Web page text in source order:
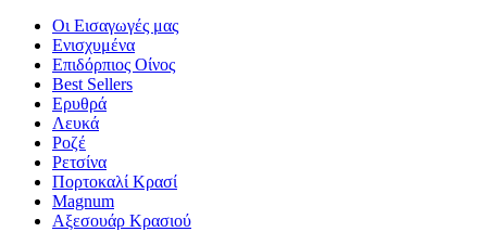
Οι Εισαγωγές μας
Ενισχυμένα
Επιδόρπιος Οίνος
Best Sellers
Ερυθρά
Λευκά
Ροζέ
Ρετσίνα
Πορτοκαλί Κρασί
Magnum
Αξεσουάρ Κρασιού